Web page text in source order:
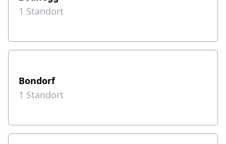
1 Standort
Bondorf
1 Standort